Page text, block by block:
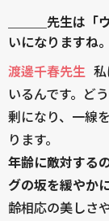
＿＿＿先生は 「
いになりますね。
渡邊千春先生 私
いるんです。ど
剰になり、一線
ります。
年齢に敵対する
グの坂を緩やか
齢相応の美しさ